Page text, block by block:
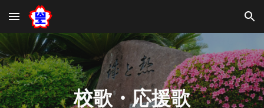
Skip to main content Skip to navigation
校歌・応援歌